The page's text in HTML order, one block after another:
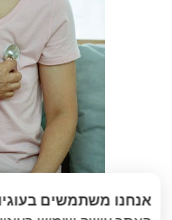
אנחנו משתמשים